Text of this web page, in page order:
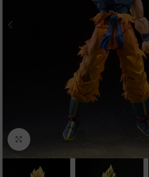
Clic para ampliar